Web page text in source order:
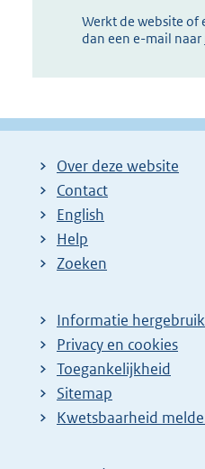
Werkt de website of
dan een e-mail naar
Over deze website
Contact
English
Help
Zoeken
Informatie
Privacy en cookies
Toegankelijkheid
Sitemap
E
Kwetsbaarheid